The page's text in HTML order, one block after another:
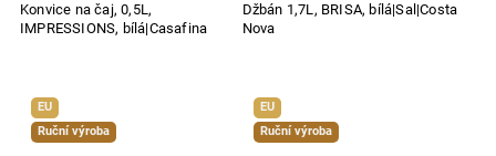
Konvice na čaj, 0,5L,
IMPRESSIONS, bílá|Casafina
Džbán 1,7L, BRISA, bílá|Sal|Costa
Nova
EU
Ruční výroba
EU
Ruční výroba